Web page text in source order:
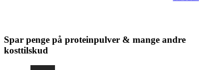
Spar penge på proteinpulver & mange andre
kosttilskud